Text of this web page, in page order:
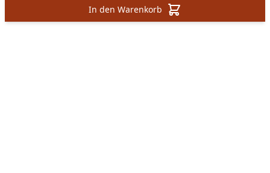
In den Warenkorb